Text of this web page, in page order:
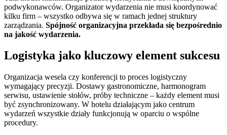
podwykonawców. Organizator wydarzenia nie musi koordynować
kilku firm – wszystko odbywa się w ramach jednej struktury
zarządzania. Spójność organizacyjna przekłada się bezpośrednio
na jakość wydarzenia.
Logistyka jako kluczowy element sukcesu
Organizacja wesela czy konferencji to proces logistyczny
wymagający precyzji. Dostawy gastronomiczne, harmonogram
serwisu, ustawienie stołów, próby techniczne – każdy element musi
być zsynchronizowany. W hotelu działającym jako centrum
wydarzeń wszystkie działy funkcjonują w oparciu o wspólne
procedury.